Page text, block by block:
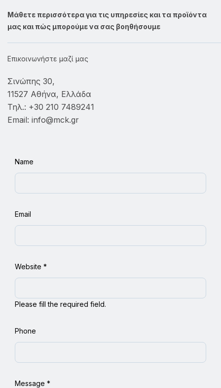
Μάθετε περισσότερα για τις υπηρεσίες και τα προϊόντα
μας και πώς μπορούμε να σας βοηθήσουμε
Επικοινωνήστε μαζί μας
Σινώπης 30,
11527 Αθήνα, Ελλάδα
Τηλ.: +30 210 7489241
Email: info@mck.gr
Name
Email
Website *
Please fill the required field.
Phone
Message *